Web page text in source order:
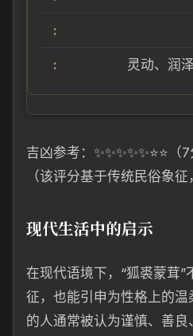
灵动、润
吉凶参考：✨✨✨✨✨⭐⭐（7
（该评分基于传统民俗象征
现代生活中的启示
在现代语境下，“狐裘蒙茸”
征，也能引申为性格上的
的人通常被认为谨慎、善